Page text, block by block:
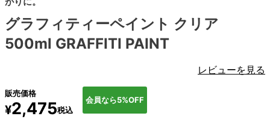
グラフィティーペイント クリア
500ml GRAFFITI PAINT
レビューを見る
販売価格
¥2,475税込
会員なら5%OFF